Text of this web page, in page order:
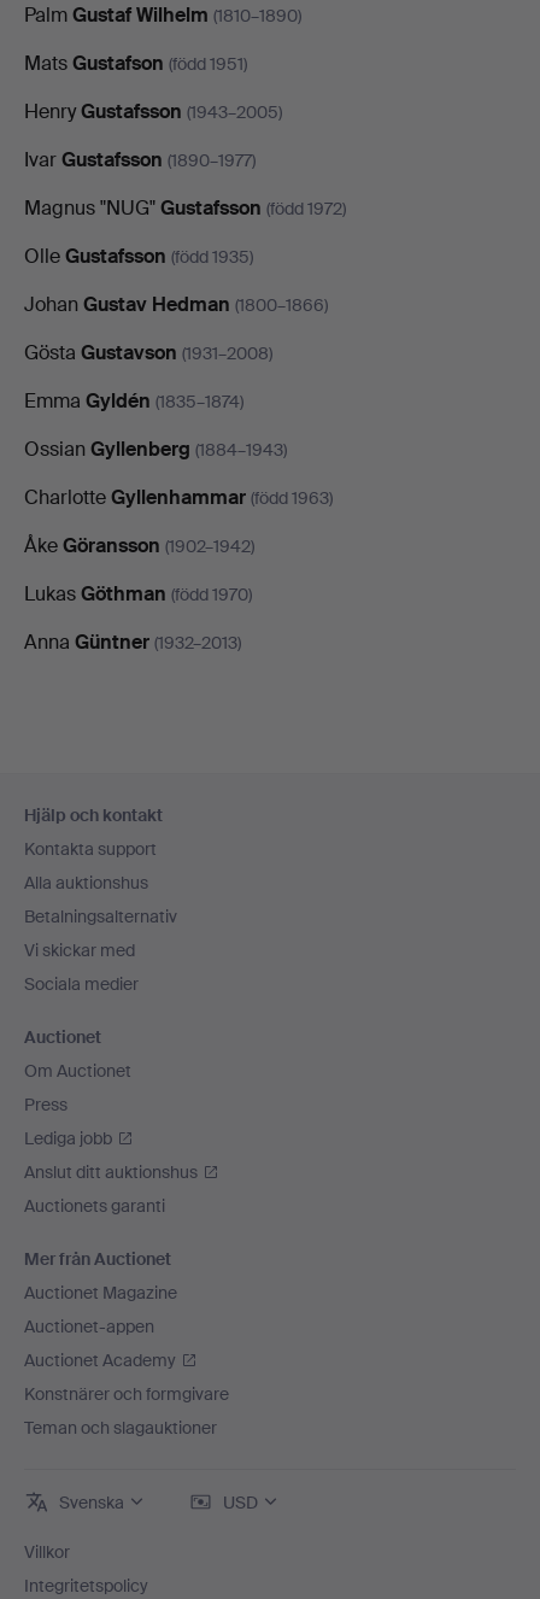
PalmGustaf Wilhelm (1810–1890)
MatsGustafson (född 1951)
HenryGustafsson (1943–2005)
IvarGustafsson (1890–1977)
Magnus "NUG"Gustafsson (född 1972)
OlleGustafsson (född 1935)
Johan Gustav Hedman (1800–1866)
Gösta Gustavson (1931–2008)
Emma Gyldén (1835–1874)
Ossian Gyllenberg (1884–1943)
CharlotteGyllenhammar (född 1963)
ÅkeGöransson (1902–1942)
LukasGöthman (född 1970)
Anna Güntner (1932–2013)
Hjälp och kontakt
Kontakta support
Alla auktionshus
Betalningsalternativ
Vi skickar med
Sociala medier
Auctionet
Om Auctionet
Press
Lediga jobb
Anslut ditt auktionshus
Auctionets garanti
Mer från Auctionet
Auctionet Magazine
Auctionet-appen
Auctionet Academy
Konstnärer och formgivare
Teman och slagauktioner
Svenska USD
Villkor
Integritetspolicy